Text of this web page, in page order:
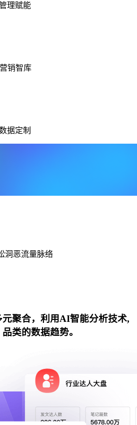
管理赋能
营销智库
据定制
洞恶流量脉络
聚合，利用AI智能分析技术,
类的数据趋势。